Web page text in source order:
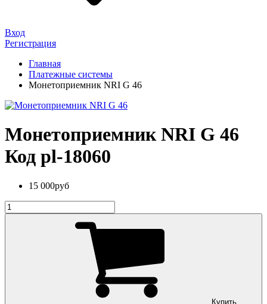
Вход
Регистрация
Главная
Платежные системы
Монетоприемник NRI G 46
Монетоприемник NRI G 46
Код pl-18060
15 000руб
Купить